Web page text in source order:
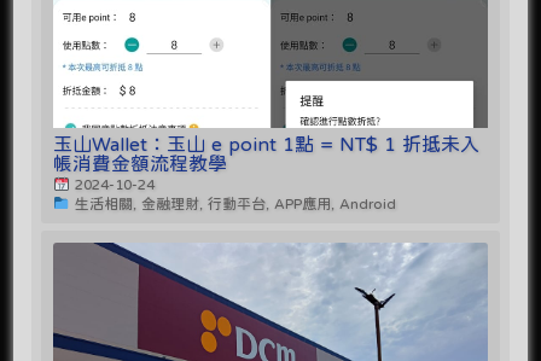
玉山Wallet：玉山 e point 1點 = NT$ 1 折抵未入
帳消費金額流程教學
2024-10-24
生活相關, 金融理財, 行動平台, APP應用, Android